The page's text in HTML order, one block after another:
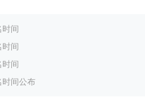
时间
时间
时间
时间公布